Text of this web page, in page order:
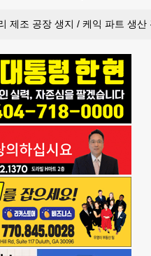
제조 공장 생지 / 케익 파트 생